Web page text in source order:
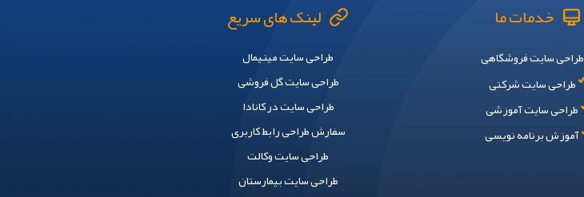
خدمات ما
طراحی سایت فروشگاهی
طراحی سایت شرکتی
طراحی سایت آموزشی
آموزش برنامه نویسی
لینک های سریع
طراحی سایت مینیمال
طراحی سایت گل فروشی
طراحی سایت در کانادا
سفارش طراحی رابط کاربری
طراحی سایت وکالت
طراحی سایت بیمارستان